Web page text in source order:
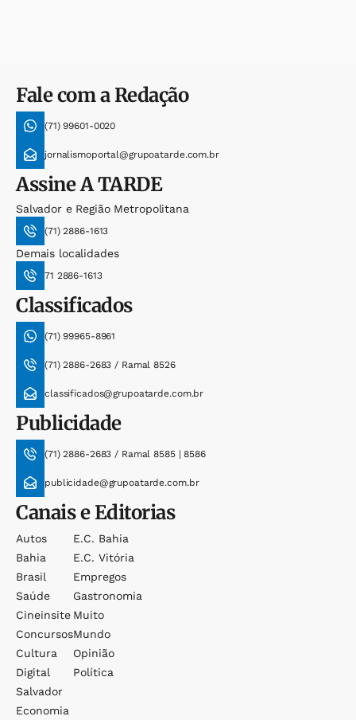
Fale com a Redação
(71) 99601-0020
jornalismoportal@grupoatarde.com.br
AssineA TARDE
Salvador e Região Metropolitana
(71) 2886-1613
Demais localidades
71 2886-1613
Classificados
(71) 99965-8961
(71) 2886-2683 / Ramal 8526
classificados@grupoatarde.com.br
Publicidade
(71) 2886-2683 / Ramal 8585 | 8586
publicidade@grupoatarde.com.br
Canais e Editorias
Autos
Bahia
Brasil
Saúde
Cineinsite
Concursos
Cultura
Digital
Salvador
Economia
E.c. Bahia
E.c. Vitória
Empregos
Gastronomia
Muito
Mundo
Opinião
Política